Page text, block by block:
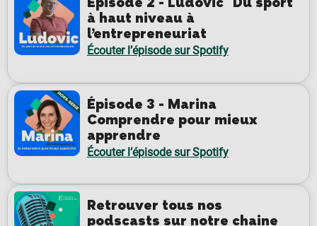
à haut niveau à
l’entrepreneuriat
Écouter l’épisode sur Spotify
Épisode 3 - Marina
Comprendre pour mieux
apprendre
Écouter l’épisode sur Spotify
Retrouver tous nos
podscasts sur notre chaine